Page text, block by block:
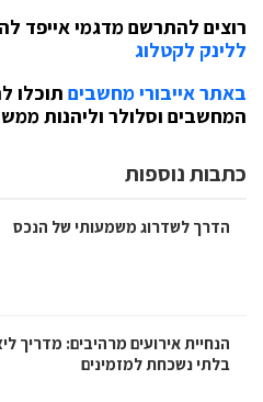
רוצים להתרשם מדגמי אייפד
ללינק לקטלוג
באתר אייבורי מחשביםתוכלו
המחשבים וסלולר וליהנות
כתבות נוספות
הדרך לשדרוג משמעותי של הנכס
הנחיית אירועים מרהיבים: מדריך
בלתי נשכחת למזמינים